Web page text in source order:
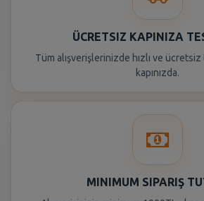
ÜCRETSIZ KAPINIZA
Tüm alışverişlerinizde hızlı ve
kapınızda.
MINIMUM SIPARIŞ